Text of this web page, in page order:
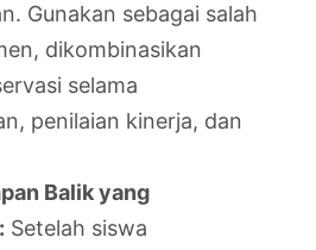
Gunakan sebagai salah
dikombinasikan
selama
penilaian kinerja, dan
Balik yang
Setelah siswa